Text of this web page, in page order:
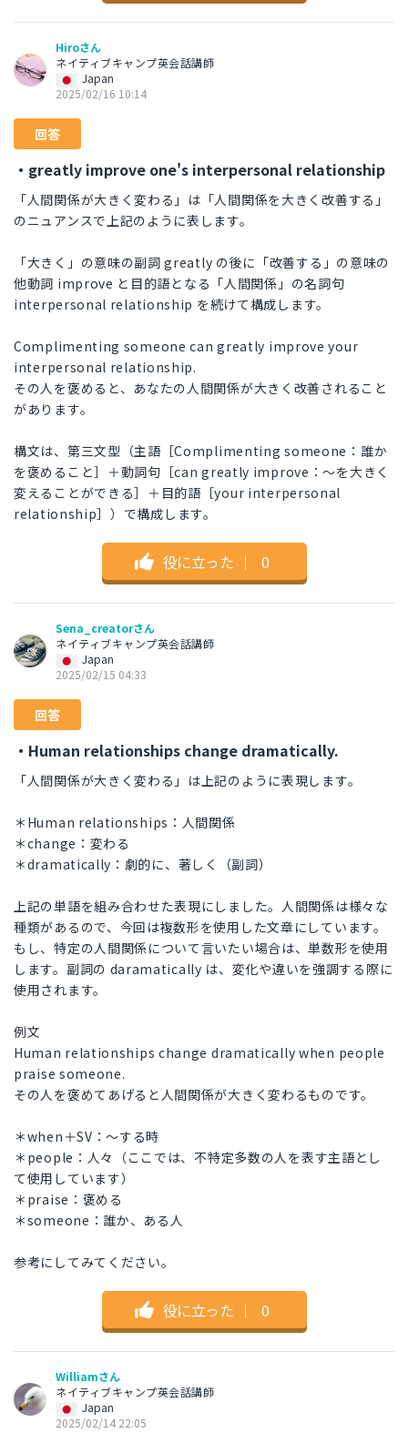
Hiroさん
ネイティブキャンプ英会話講師
Japan
2025/02/16 10:14
回答
・greatly improve one's interpersonal relationship
「人間関係が大きく変わる」は「人間関係を大きく改善する」
のニュアンスで上記のように表します。
「大きく」の意味の副詞 greatly の後に「改善する」の意味の
他動詞 improve と目的語となる「人間関係」の名詞句
interpersonal relationship を続けて構成します。
Complimenting someone can greatly improve your
interpersonal relationship.
その人を褒めると、あなたの人間関係が大きく改善されること
があります。
構文は、第三文型（主語［Complimenting someone：誰か
を褒めること］＋動詞句［can greatly improve：～を大きく
変えることができる］＋目的語［your interpersonal
relationship］）で構成します。
役に立った ｜ 0
Sena_creatorさん
ネイティブキャンプ英会話講師
Japan
2025/02/15 04:33
回答
・Human relationships change dramatically.
「人間関係が大きく変わる」は上記のように表現します。
＊Human relationships：人間関係
＊change：変わる
＊dramatically：劇的に、著しく（副詞）
上記の単語を組み合わせた表現にしました。人間関係は様々な
種類があるので、今回は複数形を使用した文章にしています。
もし、特定の人間関係について言いたい場合は、単数形を使用
します。副詞の daramatically は、変化や違いを強調する際に
使用されます。
例文
Human relationships change dramatically when people
praise someone.
その人を褒めてあげると人間関係が大きく変わるものです。
＊when＋SV：〜する時
＊people：人々（ここでは、不特定多数の人を表す主語とし
て使用しています）
＊praise：褒める
＊someone：誰か、ある人
参考にしてみてください。
役に立った ｜ 0
Williamさん
ネイティブキャンプ英会話講師
Japan
2025/02/14 22:05